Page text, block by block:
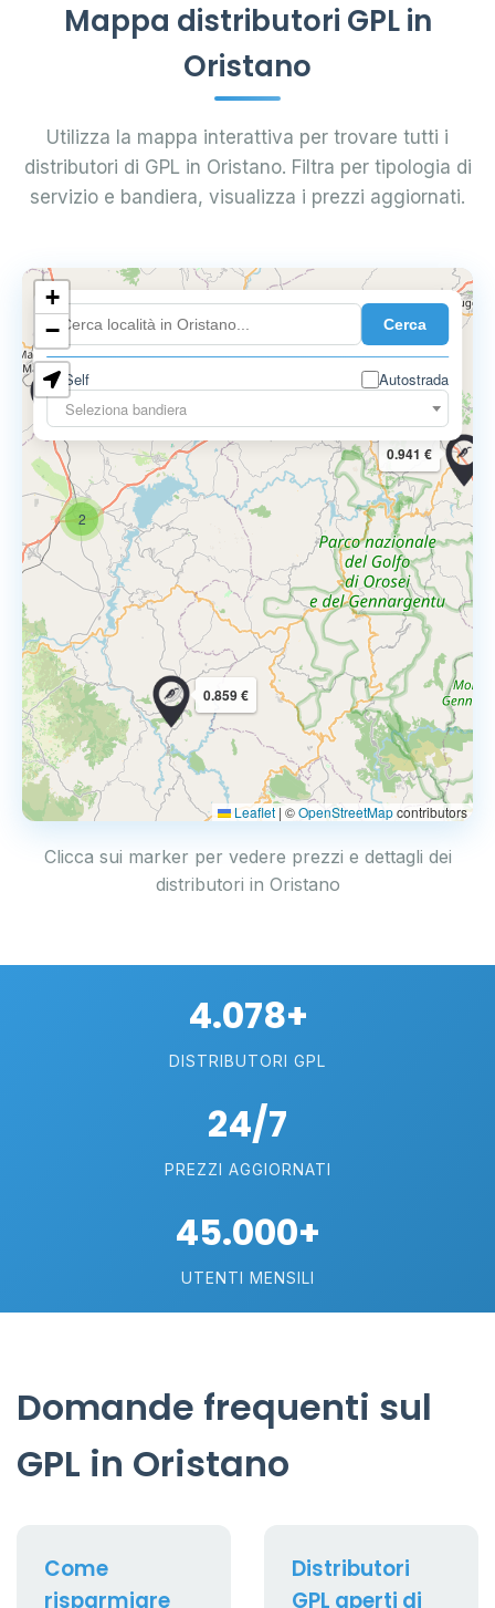
Mappa distributori GPL in
Oristano
Utilizza la mappa interattiva per trovare tutti i
distributori di GPL in Oristano. Filtra per tipologia di
servizio e bandiera, visualizza i prezzi aggiornati.
Cerca
Self
Autostrada
Seleziona bandiera
2
0.900 €
0.859 €
0.941 €
0.859 €
+
−
Leaflet | ©OpenStreetMapcontributors
Clicca sui marker per vedere prezzi e dettagli dei
distributori in Oristano
4.078+
DISTRIBUTORI GPL
24/7
PREZZI AGGIORNATI
45.000+
UTENTI MENSILI
Domande frequenti sul
GPL in Oristano
Come
risparmiare
Distributori
GPL aperti di